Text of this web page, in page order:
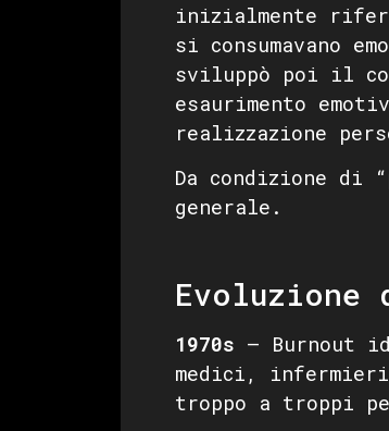
inizialmente
si consumavano
sviluppò poi il
esaurimento
realizzazione
Da condizione di
generale.
Evoluzione
1970s — Burnout
medici,
troppo a troppi